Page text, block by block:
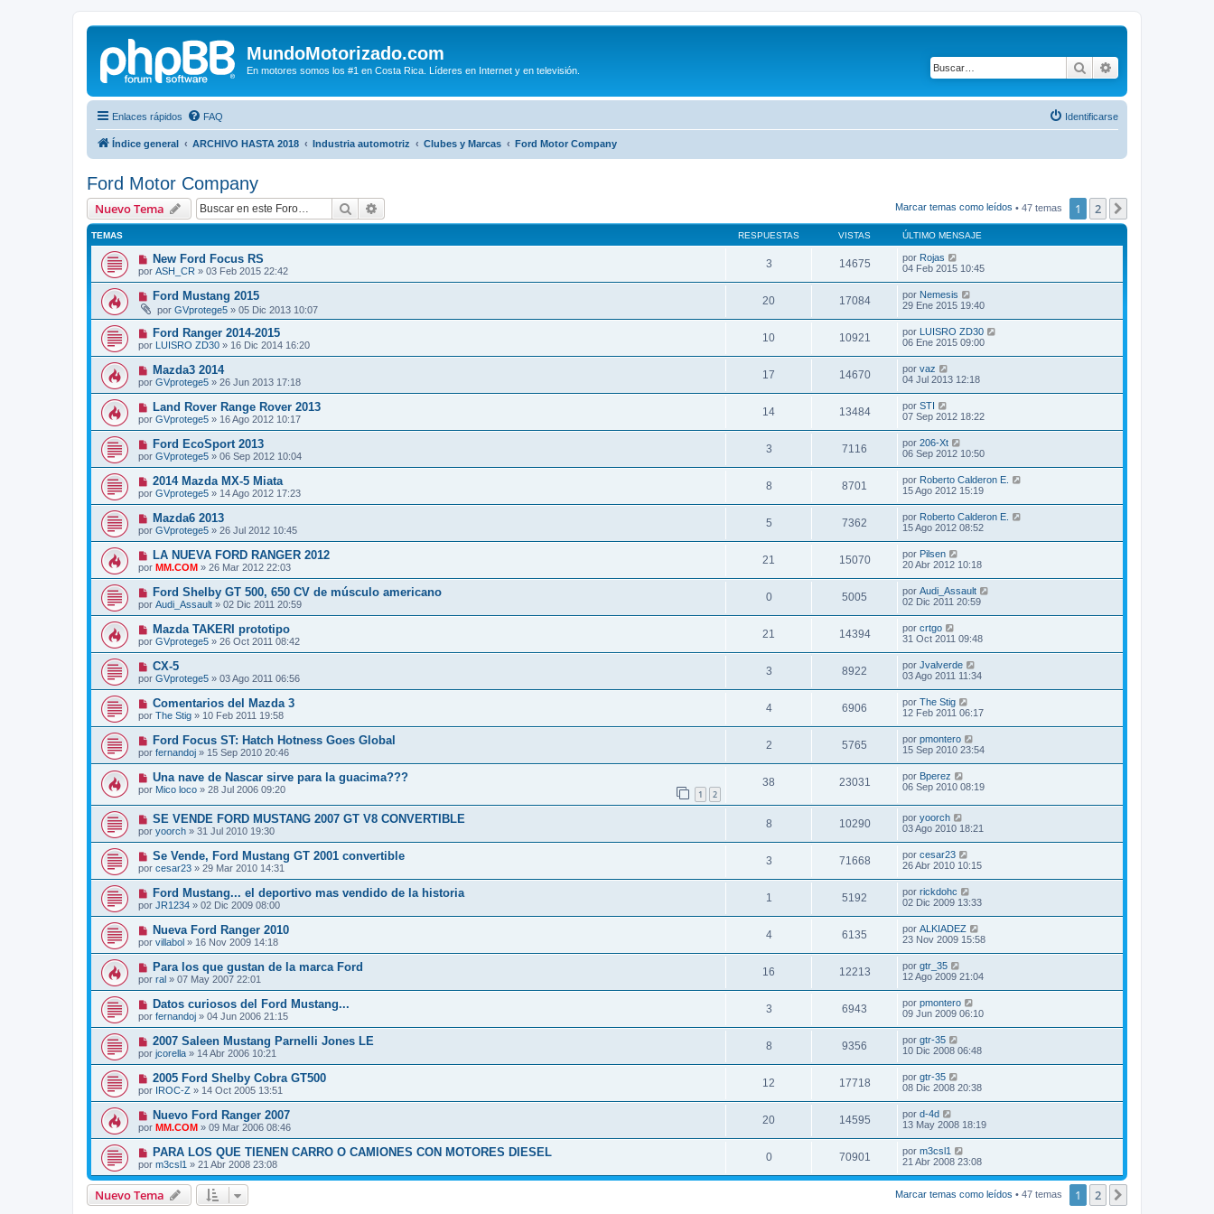
MundoMotorizado.com
En motores somos los #1 en Costa Rica. Líderes en Internet y en televisión. Buscar
Enlaces rápidos FAQ Identificarse
Índice general ARCHIVO HASTA 2018 Industria automotriz Clubes y Marcas Ford Motor Company
Ford Motor Company
Nuevo Tema Buscar Marcar temas como leídos • 47 temas 1 2
TEMAS RESPUESTAS VISTAS ÚLTIMO MENSAJE
New Ford Focus RS
por ASH_CR » 03 Feb 2015 22:42
3 14675 por Rojas
04 Feb 2015 10:45
Ford Mustang 2015
por GVprotege5 » 05 Dic 2013 10:07
20 17084 por Nemesis
29 Ene 2015 19:40
Ford Ranger 2014-2015
por LUISRO ZD30 » 16 Dic 2014 16:20
10 10921 por LUISRO ZD30
06 Ene 2015 09:00
Mazda3 2014
por GVprotege5 » 26 Jun 2013 17:18
17 14670 por vaz
04 Jul 2013 12:18
Land Rover Range Rover 2013
por GVprotege5 » 16 Ago 2012 10:17
14 13484 por STI
07 Sep 2012 18:22
Ford EcoSport 2013
por GVprotege5 » 06 Sep 2012 10:04
3 7116 por 206-Xt
06 Sep 2012 10:50
2014 Mazda MX-5 Miata
por GVprotege5 » 14 Ago 2012 17:23
8 8701 por Roberto Calderon E.
15 Ago 2012 15:19
Mazda6 2013
por GVprotege5 » 26 Jul 2012 10:45
5 7362 por Roberto Calderon E.
15 Ago 2012 08:52
LA NUEVA FORD RANGER 2012
por MM.COM » 26 Mar 2012 22:03
21 15070 por Pilsen
20 Abr 2012 10:18
Ford Shelby GT 500, 650 CV de músculo americano
por Audi_Assault » 02 Dic 2011 20:59
0 5005 por Audi_Assault
02 Dic 2011 20:59
Mazda TAKERI prototipo
por GVprotege5 » 26 Oct 2011 08:42
21 14394 por crtgo
31 Oct 2011 09:48
CX-5
por GVprotege5 » 03 Ago 2011 06:56
3 8922 por Jvalverde
03 Ago 2011 11:34
Comentarios del Mazda 3
por The Stig » 10 Feb 2011 19:58
4 6906 por The Stig
12 Feb 2011 06:17
Ford Focus ST: Hatch Hotness Goes Global
por fernandoj » 15 Sep 2010 20:46
2 5765 por pmontero
15 Sep 2010 23:54
Una nave de Nascar sirve para la guacima???
por Mico loco » 28 Jul 2006 09:20 1 2
38 23031 por Bperez
06 Sep 2010 08:19
SE VENDE FORD MUSTANG 2007 GT V8 CONVERTIBLE
por yoorch » 31 Jul 2010 19:30
8 10290 por yoorch
03 Ago 2010 18:21
Se Vende, Ford Mustang GT 2001 convertible
por cesar23 » 29 Mar 2010 14:31
3 71668 por cesar23
26 Abr 2010 10:15
Ford Mustang... el deportivo mas vendido de la historia
por JR1234 » 02 Dic 2009 08:00
1 5192 por rickdohc
02 Dic 2009 13:33
Nueva Ford Ranger 2010
por villabol » 16 Nov 2009 14:18
4 6135 por ALKIADEZ
23 Nov 2009 15:58
Para los que gustan de la marca Ford
por ral » 07 May 2007 22:01
16 12213 por gtr_35
12 Ago 2009 21:04
Datos curiosos del Ford Mustang...
por fernandoj » 04 Jun 2006 21:15
3 6943 por pmontero
09 Jun 2009 06:10
2007 Saleen Mustang Parnelli Jones LE
por jcorella » 14 Abr 2006 10:21
8 9356 por gtr-35
10 Dic 2008 06:48
2005 Ford Shelby Cobra GT500
por IROC-Z » 14 Oct 2005 13:51
12 17718 por gtr-35
08 Dic 2008 20:38
Nuevo Ford Ranger 2007
por MM.COM » 09 Mar 2006 08:46
20 14595 por d-4d
13 May 2008 18:19
PARA LOS QUE TIENEN CARRO O CAMIONES CON MOTORES DIESEL
por m3csl1 » 21 Abr 2008 23:08
0 70901 por m3csl1
21 Abr 2008 23:08
Nuevo Tema Marcar temas como leídos • 47 temas 1 2